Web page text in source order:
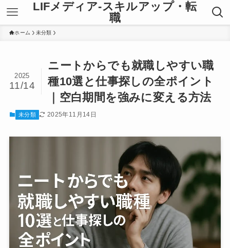
LIFメディア-スキルアップ・転
職
ホーム 未分類
ニートからでも就職しやすい職
種10選と仕事探しの全ポイント
｜空白期間を強みに変える方法
2025
11/14
未分類 2025年11月14日